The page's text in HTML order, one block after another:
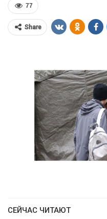
77
Share
СЕЙЧАС ЧИТАЮТ